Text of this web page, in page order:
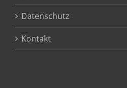
Datenschutz
Kontakt